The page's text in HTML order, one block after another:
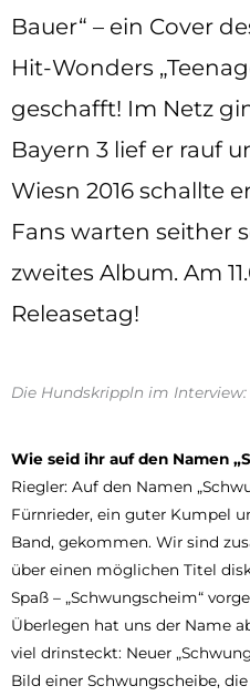
Bauer“ – ein Cover
Hit-Wonders
geschafft! Im Netz
Bayern 3 lief er rauf
Wiesn 2016 schallte
Fans warten seither
zweites Album. Am
Releasetag!
Die Hundskrippln im Interview:
Wie seid ihr auf den Namen
Riegler: Auf den Namen
Fürnrieder, ein guter Kumpel
Band, gekommen. Wir sind
über einen möglichen Titel
Spaß – „Schwungscheim“
Überlegen hat uns der Name
viel drinsteckt: Neuer
Bild einer Schwungscheibe,